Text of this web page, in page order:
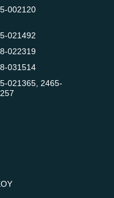
002120
021492
022319
031514
021365, 2465-